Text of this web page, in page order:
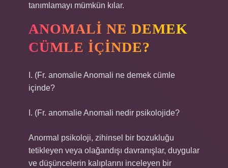
tanımlamayı mümkün kılar.
ANOMALI NE DEMEK
CÜMLE IÇINDE?
I. (Fr. anomalieAnomali ne demek cümle
içinde?
I. (Fr. anomalieAnomali nedir psikolojide?
Anormal psikoloji, zihinsel bir bozukluğu
tetikleyen veya olağandışı davranışlar, duygular
ve düşüncelerin kalıplarını inceleyen bir